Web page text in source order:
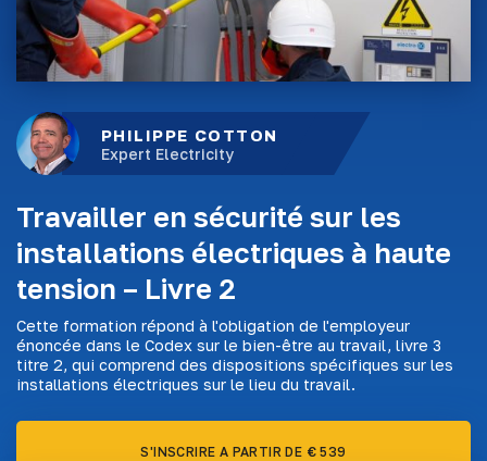
PHILIPPE COTTON
Expert Electricity
Travailler en sécurité sur les
installations électriques à haute
tension – Livre 2
Cette formation répond à l'obligation de l'employeur
énoncée dans le Codex sur le bien-être au travail, livre 3
titre 2, qui comprend des dispositions spécifiques sur les
installations électriques sur le lieu du travail.
S'INSCRIRE A PARTIR DE € 539